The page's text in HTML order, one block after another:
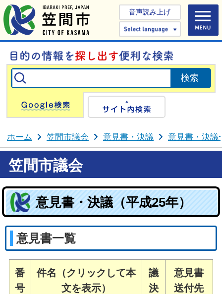
音声読み上げ
Select
Google検索
ホーム 笠間市議会 意見書・決議 意見書・決議
笠間市議会
意見書・決議（平成25年）
意見書一覧
番
号
件名（クリックして本
文を表示）
議
決
意見書
送付先